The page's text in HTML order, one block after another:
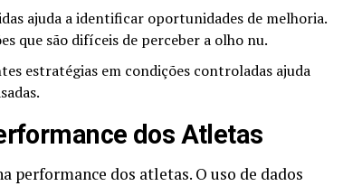
ajuda a identificar oportunidades de melhoria.
que são difíceis de perceber a olho nu.
estratégias em condições controladas ajuda
dos Atletas
performance dos atletas. O uso de dados